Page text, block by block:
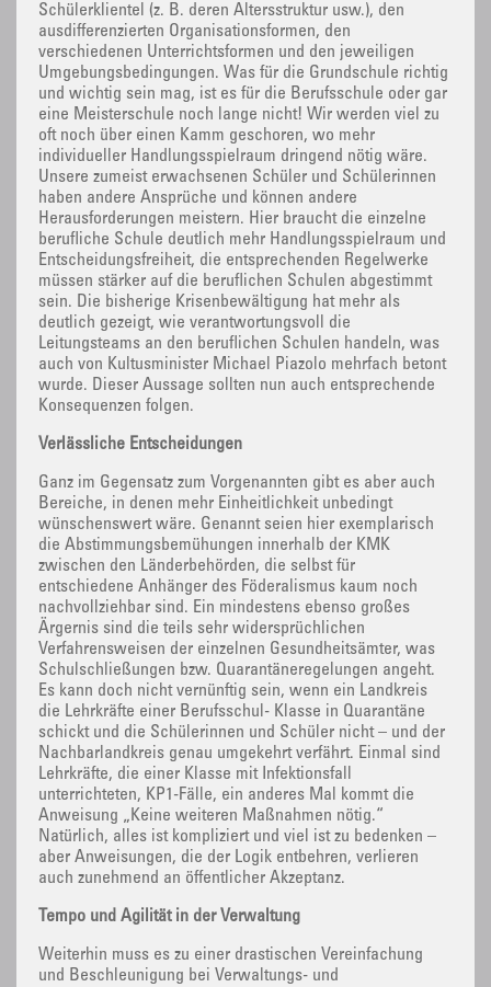
Schülerklientel (z. B. deren Altersstruktur usw.), den
ausdifferenzierten Organisationsformen, den
verschiedenen Unterrichtsformen und den jeweiligen
Umgebungsbedingungen. Was für die Grundschule richtig
und wichtig sein mag, ist es für die Berufsschule oder gar
eine Meisterschule noch lange nicht! Wir werden viel zu
oft noch über einen Kamm geschoren, wo mehr
individueller Handlungsspielraum dringend nötig wäre.
Unsere zumeist erwachsenen Schüler und Schülerinnen
haben andere Ansprüche und können andere
Herausforderungen meistern. Hier braucht die einzelne
berufliche Schule deutlich mehr Handlungsspielraum und
Entscheidungsfreiheit, die entsprechenden Regelwerke
müssen stärker auf die beruflichen Schulen abgestimmt
sein. Die bisherige Krisenbewältigung hat mehr als
deutlich gezeigt, wie verantwortungsvoll die
Leitungsteams an den beruflichen Schulen handeln, was
auch von Kultusminister Michael Piazolo mehrfach betont
wurde. Dieser Aussage sollten nun auch entsprechende
Konsequenzen folgen.
Verlässliche Entscheidungen
Ganz im Gegensatz zum Vorgenannten gibt es aber auch
Bereiche, in denen mehr Einheitlichkeit unbedingt
wünschenswert wäre. Genannt seien hier exemplarisch
die Abstimmungsbemühungen innerhalb der KMK
zwischen den Länderbehörden, die selbst für
entschiedene Anhänger des Föderalismus kaum noch
nachvollziehbar sind. Ein mindestens ebenso großes
Ärgernis sind die teils sehr widersprüchlichen
Verfahrensweisen der einzelnen Gesundheitsämter, was
Schulschließungen bzw. Quarantäneregelungen angeht.
Es kann doch nicht vernünftig sein, wenn ein Landkreis
die Lehrkräfte einer Berufsschul- Klasse in Quarantäne
schickt und die Schülerinnen und Schüler nicht – und der
Nachbarlandkreis genau umgekehrt verfährt. Einmal sind
Lehrkräfte, die einer Klasse mit Infektionsfall
unterrichteten, KP1-Fälle, ein anderes Mal kommt die
Anweisung „Keine weiteren Maßnahmen nötig.“
Natürlich, alles ist kompliziert und viel ist zu bedenken –
aber Anweisungen, die der Logik entbehren, verlieren
auch zunehmend an öffentlicher Akzeptanz.
Tempo und Agilität in der Verwaltung
Weiterhin muss es zu einer drastischen Vereinfachung
und Beschleunigung bei Verwaltungs- und